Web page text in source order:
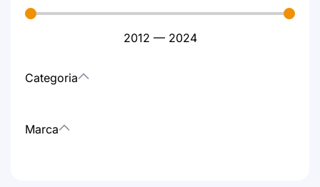
2012 — 2024
Categoria
Marca